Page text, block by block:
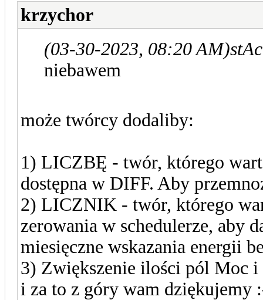
krzychor
(03-30-2023, 08:20 AM)
niebawem
może twórcy dodaliby:
1) LICZBĘ - twór, którego
dostępna w DIFF. Aby
2) LICZNIK - twór, którego
zerowania w schedulerze, aby
miesięczne wskazania energii
3) Zwiększenie ilości pól Moc i
i za to z góry wam dziękujemy